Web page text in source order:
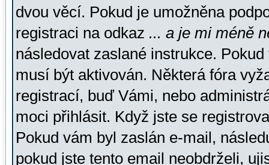
dvou věcí. Pokud je umožněna
registraci na odkaz ... a je mi méně
následovat zaslané instrukce.
musí být aktivován. Některá fóra
registrací, buď Vámi, nebo
moci přihlásit. Když jste se
Pokud vám byl zaslán e-mail,
pokud jste tento email neobdrželi,